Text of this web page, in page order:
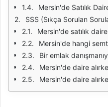
Mersin'de Satılık
SSS (Sıkça Sorulan
Mersin'de satılık
Mersin'de hangi
Bir emlak
Mersin'de daire
Mersin'de daire alırken